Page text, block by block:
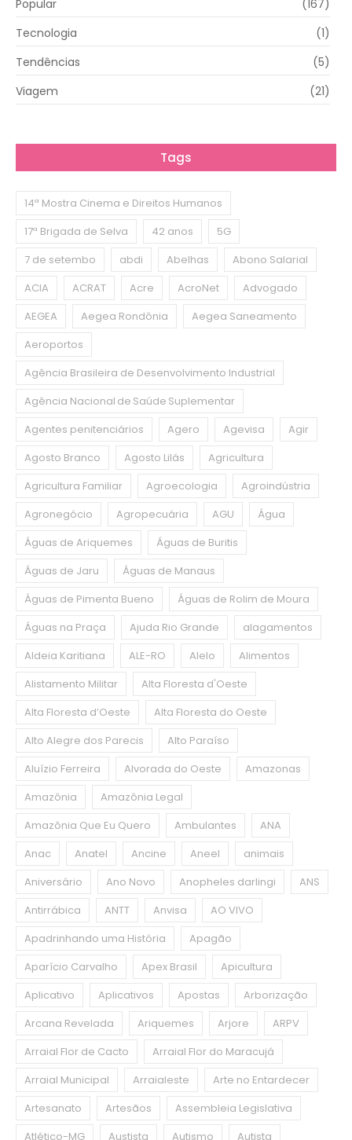
Popular
(167)
Tecnologia
(1)
Tendências
(5)
Viagem
(21)
Tags
14ª Mostra Cinema e Direitos Humanos
17ª Brigada de Selva
42 anos
5G
7 de setembo
abdi Abelhas
Abono Salarial
ACIA
ACRAT Acre AcroNet
Advogado
AEGEA
Aegea Rondônia
Aegea Saneamento
Aeroportos
Agência Brasileira de Desenvolvimento Industrial
Agência Nacional de Saúde Suplementar
Agentes penitenciários
Agero Agevisa
Agir
Agosto Branco
Agosto Lilás
Agricultura
Agricultura Familiar
Agroecologia
Agroindústria
Agronegócio
Agropecuária AGU
Água
Águas de Ariquemes
Águas de Buritis
Águas de Jaru
Águas de Manaus
Águas de Pimenta Bueno
Águas de Rolim de Moura
Águas na Praça
Ajuda Rio Grande
alagamentos
Aldeia Karitiana
ALE-RO Alelo
Alimentos
Alistamento Militar
Alta Floresta d'Oeste
Alta Floresta d’Oeste
Alta Floresta do Oeste
Alto Alegre dos Parecis
Alto Paraíso
Aluízio Ferreira
Alvorada do Oeste
Amazonas
Amazônia
Amazônia Legal
Amazônia Que Eu Quero
Ambulantes
ANA
Anac
Anatel Ancine Aneel
animais
Aniversário
Ano Novo Anopheles darlingi
ANS
Antirrábica
ANTT Anvisa
AO VIVO
Apadrinhando uma História
Apagão
Aparício Carvalho
Apex Brasil
Apicultura
Aplicativo
Aplicativos Apostas
Arborização
Arcana Revelada
Ariquemes Arjore
ARPV
Arraial Flor de Cacto
Arraial Flor do Maracujá
Arraial Municipal
Arraialeste
Arte no Entardecer
Artesanato
Artesãos
Assembleia Legislativa
Atlético-MG
Austista Autismo Autista